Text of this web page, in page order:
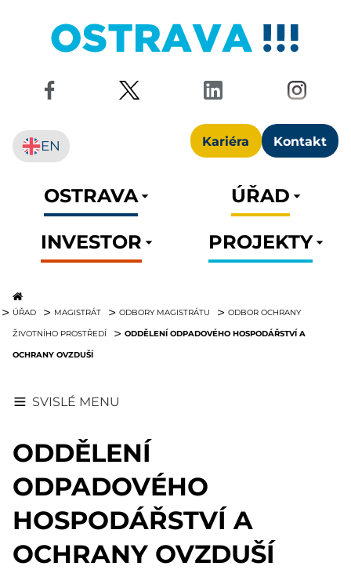
Kariéra Kontakt
EN
OSTRAVA
ÚŘAD
INVESTOR
PROJEKTY
ÚŘAD MAGISTRÁT ODBORY MAGISTRÁTU ODBOR OCHRANY
ŽIVOTNÍHO PROSTŘEDÍ
ODDĚLENÍ ODPADOVÉHO HOSPODÁŘSTVÍ A
OCHRANY OVZDUŠÍ
SVISLÉ MENU
ODDĚLENÍ
ODPADOVÉHO
HOSPODÁŘSTVÍ A
OCHRANY OVZDUŠÍ